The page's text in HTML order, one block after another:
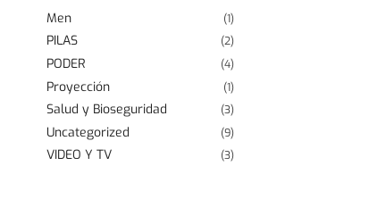
Men (1)
PILAS (2)
PODER (4)
Proyección (1)
Salud y Bioseguridad (3)
Uncategorized (9)
VIDEO Y TV (3)